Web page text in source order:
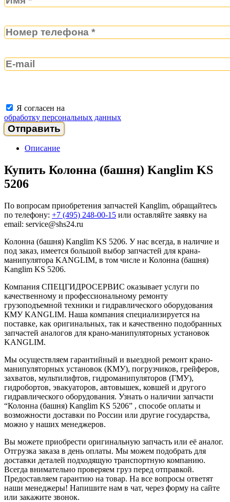
Я согласен на
обработку персональных данных
Описание
Купить Колонна (башня) Kanglim KS
5206
По вопросам приобретения запчастей Kanglim, обращайтесь
по телефону: +7 (495) 248-00-15 или оставляйте заявку на
email: service@shs24.ru
Колонна (башня) Kanglim KS 5206. У нас всегда, в наличие и
под заказ, имеется большой выбор запчастей для крана-
манипулятора KANGLIM, в том числе и Колонна (башня)
Kanglim KS 5206.
Компания СПЕЦГИДРОСЕРВИС оказывает услуги по
качественному и профессиональному ремонту
грузоподъемной техники и гидравлического оборудования
КМУ KANGLIM. Наша компания специализируется на
поставке, как оригинальных, так и качественно подобранных
запчастей аналогов для крано-манипуляторных установок
KANGLIM.
Мы осуществляем гарантийный и выездной ремонт крано-
манипуляторных установок (КМУ), погрузчиков, грейферов,
захватов, мультилифтов, гидроманипуляторов (ГМУ),
гидробортов, эвакуаторов, автовышек, ковшей и другого
гидравлического оборудования. Узнать о наличии запчасти
“Колонна (башня) Kanglim KS 5206” , способе оплаты и
возможности доставки по России или другие государства,
можно у наших менеджеров.
Вы можете приобрести оригинальную запчасть или её аналог.
Отгрузка заказа в день оплаты. Мы можем подобрать для
доставки деталей подходящую транспортную компанию.
Всегда внимательно проверяем груз перед отправкой.
Предоставляем гарантию на товар. На все вопросы ответят
наши менеджеры! Напишите нам в чат, через форму на сайте
или закажите звонок.